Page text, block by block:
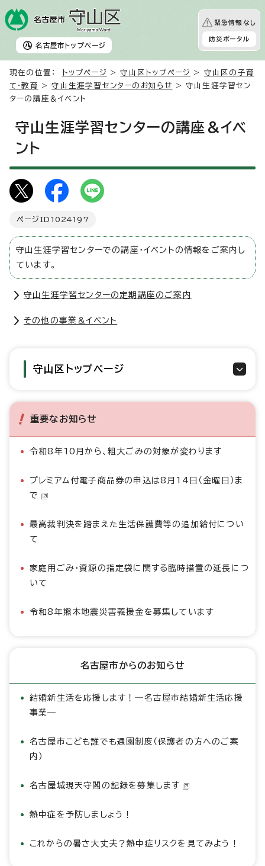
名古屋市 トップページ
緊急情報なし
防災ポータル
現在の位置： トップページ >守山区トップページ > 守山区の子育
て・教育
>守山生涯学習センターのお知らせ
> 守山生涯学習セン
ターの講座＆イベント
守山生涯学習センターの講座＆イベ
ント
ページID 1024197
守山生涯学習センターでの講座・イベントの情報をご案内し
ています。
守山生涯学習センターの定期講座のご案内
その他の事業＆イベント
守山区トップページ
重要なお知らせ
令和8年10月から、粗大ごみの対象が変わります
プレミアム付電子商品券の申込は8月14日（金曜日）ま
で
最高裁判決を踏まえた生活保護費等の追加給付につい
て
家庭用ごみ・資源の指定袋に関する臨時措置の延長につ
いて
令和8年熊本地震災害義援金を募集しています
名古屋市からのお知らせ
結婚新生活を応援します！―名古屋市結婚新生活応援
事業―
名古屋市こども誰でも通園制度（保護者の方へのご案
内）
名古屋城現天守閣の記録を募集します
熱中症を予防しましょう！
これからの暑さ大丈夫？熱中症リスクを見てみよう！